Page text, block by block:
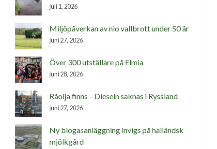
juli 1, 2026
Miljöpåverkan av nio vallbrott under 50 år
juni 27, 2026
Över 300 utställare på Elmia
juni 28, 2026
Råolja finns – Dieseln saknas i Ryssland
juni 27, 2026
Ny biogasanläggning invigs på halländsk
mjölkgård